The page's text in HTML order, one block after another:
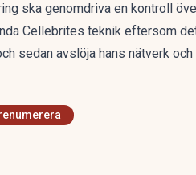
ska genomdriva en kontroll
Cellebrites teknik eftersom
sedan avslöja hans nätverk och